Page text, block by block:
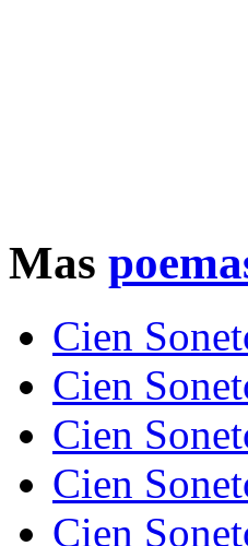
Mas
Cien
Cien
Cien
Cien
Cien